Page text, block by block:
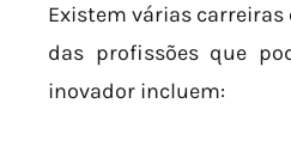
Existem várias
das profissões que
inovador incluem: